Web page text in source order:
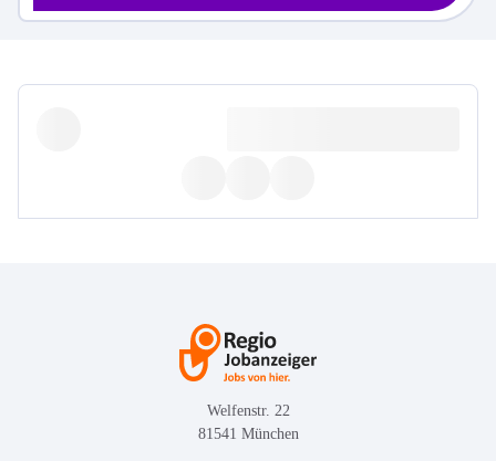
Welfenstr. 22
81541 München